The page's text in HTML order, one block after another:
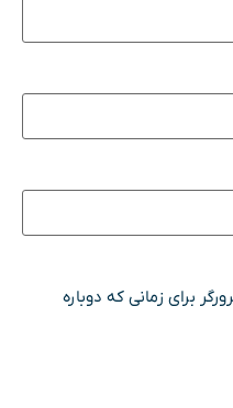
برای زمانی که دوباره